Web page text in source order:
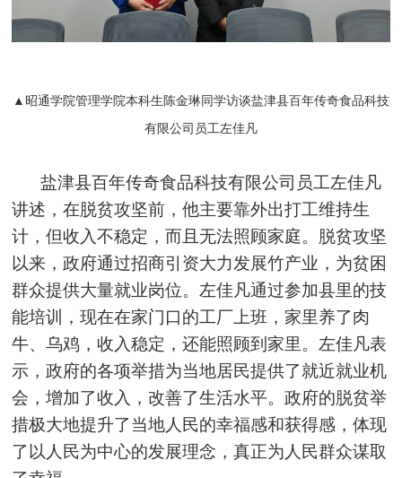
▲昭通学院管理学院本科生陈金琳同学访谈盐津县百年传奇食品科技
有限公司员工左佳凡
盐津县百年传奇食品科技有限公司员工左佳凡
讲述，在脱贫攻坚前，他主要靠外出打工维持生
计，但收入不稳定，而且无法照顾家庭。脱贫攻坚
以来，政府通过招商引资大力发展竹产业，为贫困
群众提供大量就业岗位。左佳凡通过参加县里的技
能培训，现在在家门口的工厂上班，家里养了肉
牛、乌鸡，收入稳定，还能照顾到家里。左佳凡表
示，政府的各项举措为当地居民提供了就近就业机
会，增加了收入，改善了生活水平。政府的脱贫举
措极大地提升了当地人民的幸福感和获得感，体现
了以人民为中心的发展理念，真正为人民群众谋取